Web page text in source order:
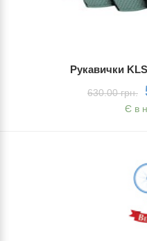
Рукавички
630.00 грн.
Є в